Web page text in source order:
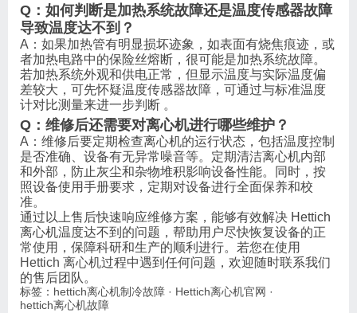
Q：如何判断是加热系统故障还是温度传感器故障
导致温度达不到？
A：如果加热管有明显损坏迹象，如表面有烧焦痕迹，或
者加热电路中的保险丝熔断，很可能是加热系统故障。
若加热系统外观和供电正常，但显示温度与实际温度偏
差较大，可先怀疑温度传感器故障，可通过与标准温度
计对比测量来进一步判断 。
Q：维修后还需要对离心机进行哪些维护？
A：维修后要定期检查离心机的运行状态，包括温度控制
是否准确、设备有无异常噪音等。定期清洁离心机内部
和外部，防止灰尘和杂物堆积影响设备性能。同时，按
照设备使用手册要求，定期对设备进行全面保养和校
准。
通过以上售后快速响应维修方案，能够有效解决 Hettich
离心机温度达不到的问题，帮助用户尽快恢复设备的正
常使用，保障科研和生产的顺利进行。若您在使用
Hettich 离心机过程中遇到任何问题，欢迎随时联系我们
的售后团队。
标签： hettich离心机制冷故障 · Hettich离心机官网 ·
hettich离心机故障